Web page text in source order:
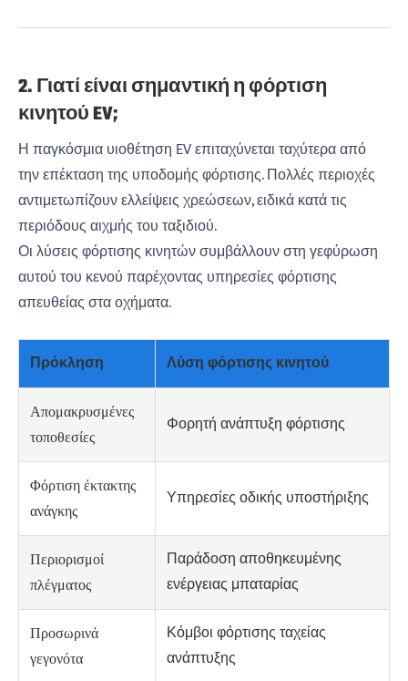
2. Γιατί είναι σημαντική η φόρτιση
κινητού EV;
Η παγκόσμια υιοθέτηση EV επιταχύνεται ταχύτερα από
την επέκταση της υποδομής φόρτισης. Πολλές περιοχές
αντιμετωπίζουν ελλείψεις χρεώσεων, ειδικά κατά τις
περιόδους αιχμής του ταξιδιού.
Οι λύσεις φόρτισης κινητών συμβάλλουν στη γεφύρωση
αυτού του κενού παρέχοντας υπηρεσίες φόρτισης
απευθείας στα οχήματα.
Πρόκληση Λύση φόρτισης κινητού
Απομακρυσμένες
τοποθεσίες
Φορητή ανάπτυξη φόρτισης
Φόρτιση έκτακτης
ανάγκης
Υπηρεσίες οδικής υποστήριξης
Περιορισμοί
πλέγματος
Παράδοση αποθηκευμένης
ενέργειας μπαταρίας
Προσωρινά
γεγονότα
Κόμβοι φόρτισης ταχείας
ανάπτυξης